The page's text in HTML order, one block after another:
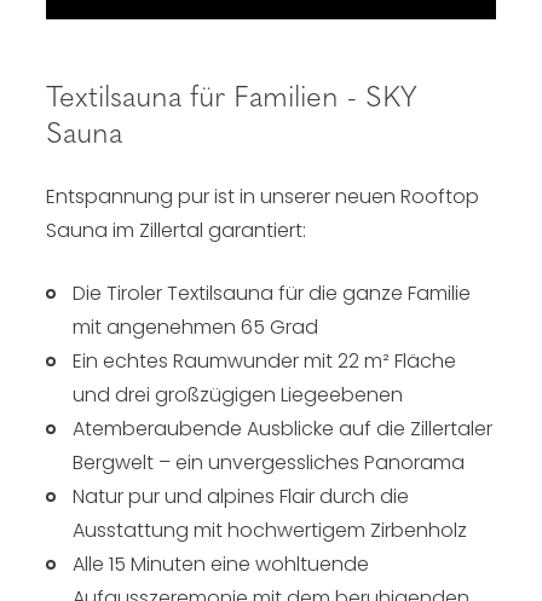
Textilsauna für Familien - SKY
Sauna
Entspannung pur ist in unserer neuen Rooftop
Sauna im Zillertal garantiert:
Die Tiroler Textilsauna für die ganze Familie
mit angenehmen 65 Grad
Ein echtes Raumwunder mit 22 m² Fläche
und drei großzügigen Liegeebenen
Atemberaubende Ausblicke auf die Zillertaler
Bergwelt – ein unvergessliches Panorama
Natur pur und alpines Flair durch die
Ausstattung mit hochwertigem Zirbenholz
Alle 15 Minuten eine wohltuende